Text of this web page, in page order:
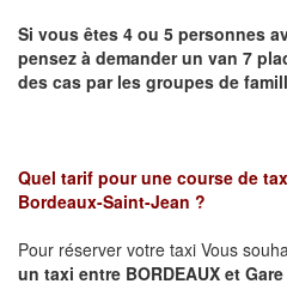
Si vous êtes 4 ou 5 personnes
pensez à demander un van 7
des cas par les groupes de
Quel tarif pour une course de
Bordeaux-Saint-Jean ?
Pour réserver votre taxi Vous
un taxi entre BORDEAUX et